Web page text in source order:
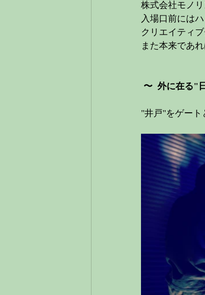
株式会社モノ
入場口前には
クリエイティ
また本来であ
〜  外に在る"
"井戸"をゲート